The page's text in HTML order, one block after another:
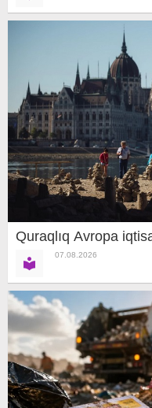
Quraqlıq Avropa
07.08.2026